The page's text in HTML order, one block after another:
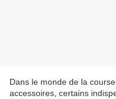
Dans le monde de la
accessoires, certains